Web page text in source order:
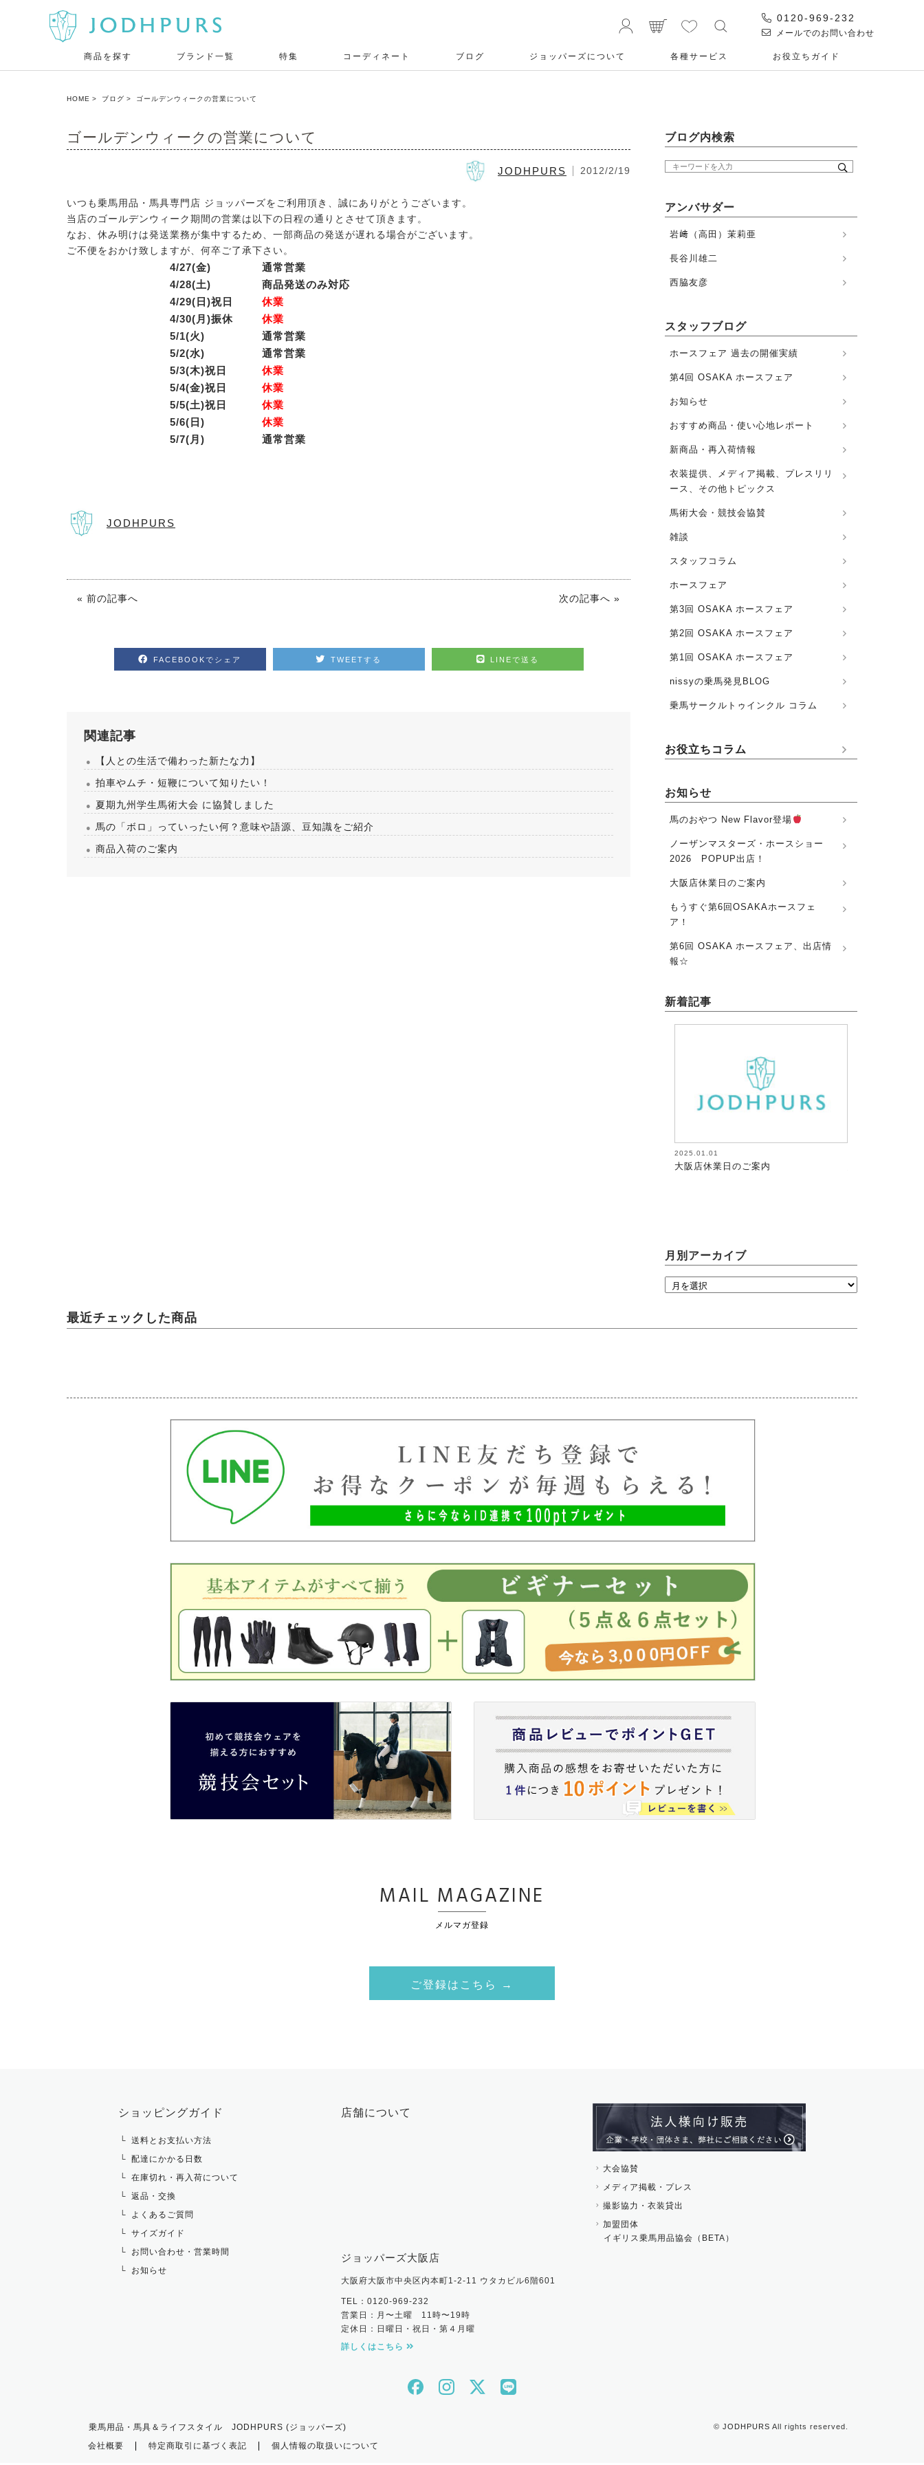
0120-969-232
メールでのお問い合わせ
商品を探す ブランド一覧 特集 コーディネート ブログ ジョッパーズについて 各種サービス お役⽴ちガイド
HOME ブログ ゴールデンウィークの営業について
ゴールデンウィークの営業について
JODHPURS 2012/2/19
いつも乗馬用品・馬具専門店 ジョッパーズをご利用頂き、誠にありがとうございます。
当店のゴールデンウィーク期間の営業は以下の日程の通りとさせて頂きます。
なお、休み明けは発送業務が集中するため、一部商品の発送が遅れる場合がございます。
ご不便をおかけ致しますが、何卒ご了承下さい。
4/27(金)
通常営業
4/28(土)
商品発送のみ対応
4/29(日)祝日
休業
4/30(月)振休
休業
5/1(火)
通常営業
5/2(水)
通常営業
5/3(木)祝日
休業
5/4(金)祝日
休業
5/5(土)祝日
休業
5/6(日)
休業
5/7(月)
通常営業
JODHPURS
« 前の記事へ 次の記事へ »
FACEBOOKでシェア TWEETする LINEで送る
関連記事
【人との生活で備わった新たな力】
拍車やムチ・短鞭について知りたい！
夏期九州学生馬術大会 に協賛しました
馬の「ボロ」っていったい何？意味や語源、豆知識をご紹介
商品入荷のご案内
ブログ内検索
アンバサダー
岩﨑（高田）茉莉亜
長谷川雄二
西脇友彦
スタッフブログ
ホースフェア 過去の開催実績
第4回 OSAKA ホースフェア
お知らせ
おすすめ商品・使い心地レポート
新商品・再入荷情報
衣装提供、メディア掲載、プレスリリ
ース、その他トピックス
馬術大会・競技会協賛
雑談
スタッフコラム
ホースフェア
第3回 OSAKA ホースフェア
第2回 OSAKA ホースフェア
第1回 OSAKA ホースフェア
nissyの乗馬発見BLOG
乗馬サークルトゥインクル コラム
お役立ちコラム
お知らせ
馬のおやつ New Flavor登場
ノーザンマスターズ・ホースショー
2026 POPUP出店！
大阪店休業日のご案内
もうすぐ第6回OSAKAホースフェ
ア！
第6回 OSAKA ホースフェア、出店情
報☆
新着記事
2025.01.01
大阪店休業日のご案内
月別アーカイブ
最近チェックした商品
MAIL MAGAZINE
メルマガ登録
ご登録はこちら →
ショッピングガイド
送料とお支払い方法
配達にかかる日数
在庫切れ・再入荷について
返品・交換
よくあるご質問
サイズガイド
お問い合わせ・営業時間
お知らせ
店舗について
ジョッパーズ大阪店
大阪府大阪市中央区内本町1-2-11 ウタカビル6階601
TEL：0120-969-232
営業日：月〜土曜 11時〜19時
定休日：日曜日・祝日・第４月曜
詳しくはこちら
大会協賛
メディア掲載・プレス
撮影協力・衣装貸出
加盟団体
イギリス乗馬用品協会（BETA）
乗馬用品・馬具＆ライフスタイル JODHPURS (ジョッパーズ)
会社概要
特定商取引に基づく表記 個人情報の取扱いについて
© JODHPURS All rights reserved.